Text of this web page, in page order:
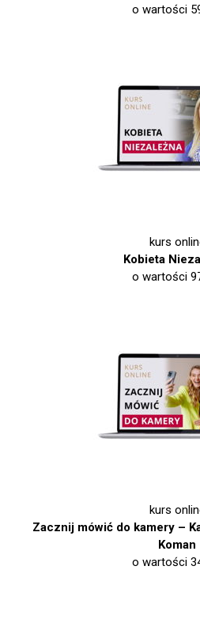
o wartości
kurs
Kobieta
o wartości
kurs
Zacznij mówić do kamery –
Koman
o wartości